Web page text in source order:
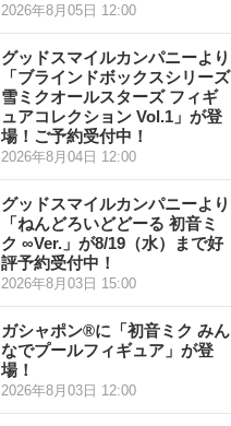
2026年8月05日 12:00
グッドスマイルカンパニーより
「ブラインドボックスシリーズ
雪ミクオールスターズ フィギ
ュアコレクション Vol.1」が登
場！ご予約受付中！
2026年8月04日 12:00
グッドスマイルカンパニーより
「ねんどろいどどーる 初音ミ
ク ∞Ver.」が8/19（水）まで好
評予約受付中！
2026年8月03日 15:00
ガシャポン®に「初音ミク みん
なでプールフィギュア」が登
場！
2026年8月03日 12:00